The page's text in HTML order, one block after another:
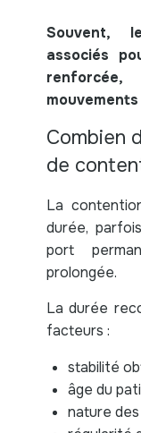
Souvent,
associés
Combien
de
La
durée,
port
prolongée.
La durée
facteurs :
stabilité
âge du
nature